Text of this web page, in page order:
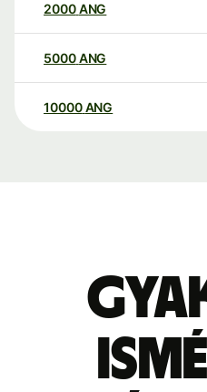
2000ANG
5000ANG
10000 ANG